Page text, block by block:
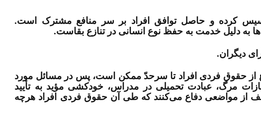
کرده و حاصل توافق افراد بر سر منافع مشترک است.
به دلیل خدمت به حفظ نوع انسانی در تنازع بقاست.
.
از حقوق فردی افراد تا سرحدّ ممکن است، پس در مسائل مورد
مرگ، عبادت تحمیلی در مدراس، خودکشی مؤید به تأیید
از مواضعی دفاع می‌‏کنند که طی آن حقوق فردی افراد هرچه